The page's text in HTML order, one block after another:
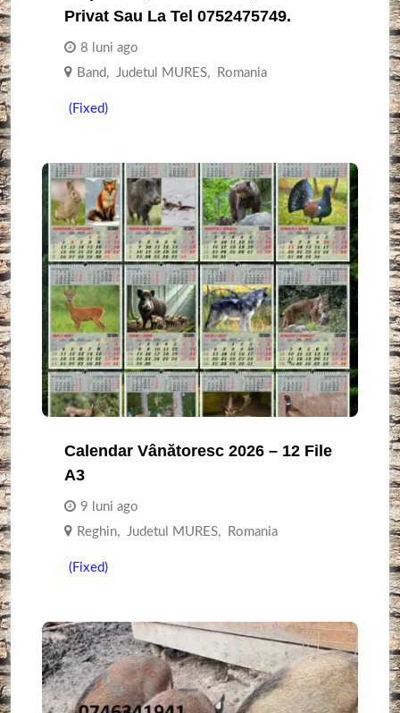
Privat Sau La Tel 0752475749.
8 luni ago
Band, Judetul MURES, Romania
(Fixed)
Calendar Vânătoresc 2026 – 12 File
A3
9 luni ago
Reghin, Judetul MURES, Romania
(Fixed)